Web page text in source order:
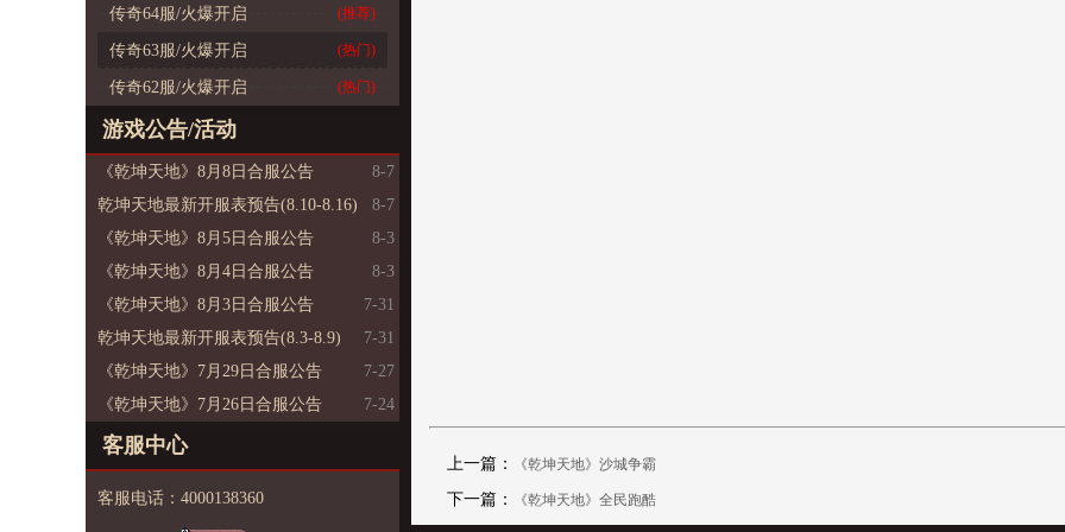
传奇64服/火爆开启 (推荐)
传奇63服/火爆开启 (热门)
传奇62服/火爆开启 (热门)
游戏公告/活动
《乾坤天地》8月8日合服公告
8-7
乾坤天地最新开服表预告(8.10-8.16)
8-7
《乾坤天地》8月5日合服公告
8-3
《乾坤天地》8月4日合服公告
8-3
《乾坤天地》8月3日合服公告
7-31
乾坤天地最新开服表预告(8.3-8.9)
7-31
《乾坤天地》7月29日合服公告
7-27
《乾坤天地》7月26日合服公告
7-24
客服中心
客服电话：4000138360
上一篇： 《乾坤天地》沙城争霸
下一篇： 《乾坤天地》全民跑酷